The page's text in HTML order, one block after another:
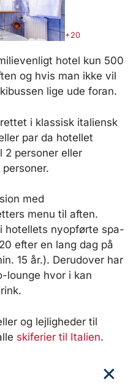
+20
hotel kun 500
og hvis man ikke vil
lige ude foran.
i klassisk italiensk
par da hotellet
personer eller
med
menu til aften.
hotellets nyopførte spa-
efter en lang dag på
15 år.). Derudover har
lounge hvor i kan
og lejligheder til
skiferier til Italien.